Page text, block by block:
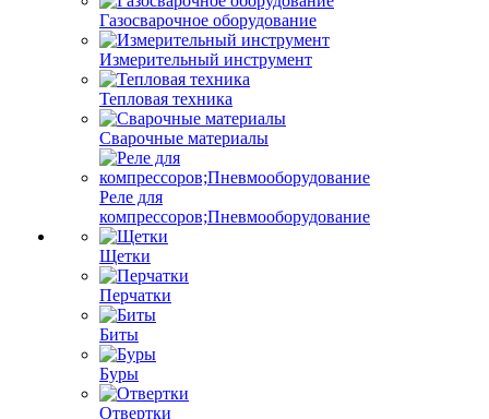
Газосварочное оборудование
Измерительный инструмент
Тепловая техника
Сварочные материалы
Реле для
компрессоров;Пневмооборудование
Щетки
Перчатки
Биты
Буры
Отвертки